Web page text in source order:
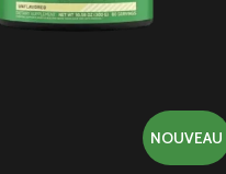
NOUVEAU